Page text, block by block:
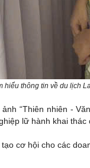
hiểu thông tin về du lịch
“Thiên nhiên -
lữ hành khai
cơ hội cho các